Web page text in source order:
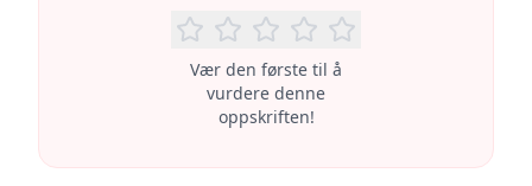
Vær den første til å
vurdere denne
oppskriften!